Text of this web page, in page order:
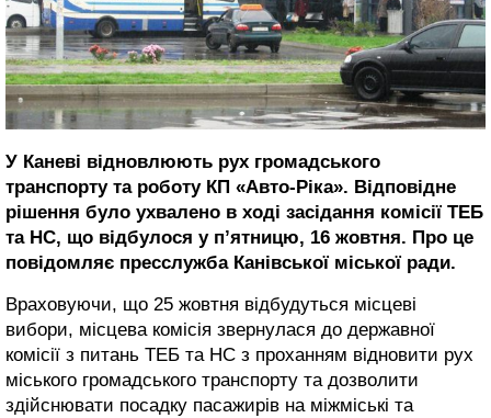
У Каневі відновлюють рух громадського
транспорту та роботу КП «Авто-Ріка». Відповідне
рішення було ухвалено в ході засідання комісії ТЕБ
та НС, що відбулося у п’ятницю, 16 жовтня. Про це
повідомляє пресслужба Канівської міської ради.
Враховуючи, що 25 жовтня відбудуться місцеві
вибори, місцева комісія звернулася до державної
комісії з питань ТЕБ та НС з проханням відновити рух
міського громадського транспорту та дозволити
здійснювати посадку пасажирів на міжміські та